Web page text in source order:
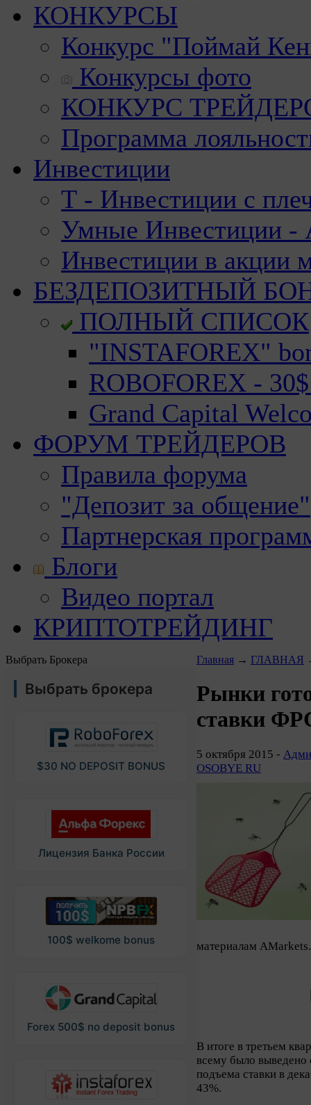
КОНКУРСЫ
Конкурс "Поймай
Конкурсы фото
КОНКУРС
Программа
Инвестиции
Т - Инвестиции с
Умные Инвестиции -
Инвестиции в акции
БЕЗДЕПОЗИТНЫЙ
ПОЛНЫЙ СПИСОК
"INSTAFOREX"
ROBOFOREX -
Grand Capital
ФОРУМ ТРЕЙДЕРОВ
Правила форума
"Депозит за общение"
Партнерская
Блоги
Видео портал
КРИПТОТРЕЙДИНГ
Выбрать Брокера
Выбрать брокера
$30 NO DEPOSIT BONUS
Лицензия Банка России
100$ welkome bonus
Forex 500$ no deposit bonus
Главная → ГЛАВНАЯ
Рынки
ставки
5 октября 2015 -
OSOBYE RU
материалам
В итоге в третьем
всему было выведено
подъема ставки в
43%.